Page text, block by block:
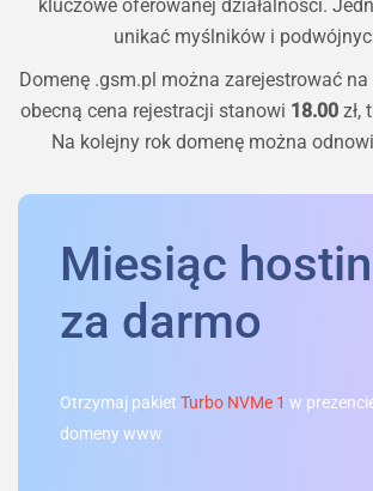
kluczowe oferowanej działalności.
unikać myślników i
Domenę .gsm.pl można zarejestrować
obecną cena rejestracji stanowi 18.00 zł,
Na kolejny rok domenę można
Miesiąc
za darmo
Otrzymaj pakiet Turbo NVMe 1 w
domeny www